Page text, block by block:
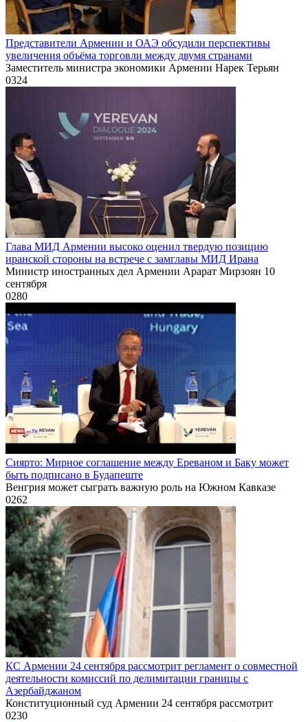
Представители Армении и ОАЭ обсудили перспективы
увеличения объёма торговли между двумя странами
Заместитель министра экономики Армении Нарек Терьян
0324
Глава МИД Армении высоко оценил твердую позицию
иранской стороны на встрече с замглавы МИД Ирана
Министр иностранных дел Армении Арарат Мирзоян 10
сентября
0280
Сиярто: Мирное соглашение между Ереваном и Баку может
быть подписано в Будапеште
Венгрия может сыграть важную роль на Южном Кавказе
0262
КС Армении 24 сентября рассмотрит регламент о совместной
деятельности комиссий по делимитации границы с
Азербайджаном
Конституционный суд Армении 24 сентября рассмотрит
0230